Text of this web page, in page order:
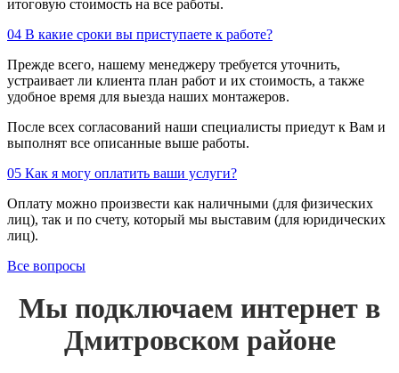
итоговую стоимость на все работы.
04 В какие сроки вы приступаете к работе?
Прежде всего, нашему менеджеру требуется уточнить,
устраивает ли клиента план работ и их стоимость, а также
удобное время для выезда наших монтажеров.
После всех согласований наши специалисты приедут к Вам и
выполнят все описанные выше работы.
05 Как я могу оплатить ваши услуги?
Оплату можно произвести как наличными (для физических
лиц), так и по счету, который мы выставим (для юридических
лиц).
Все вопросы
Мы подключаем интернет в
Дмитровском районе